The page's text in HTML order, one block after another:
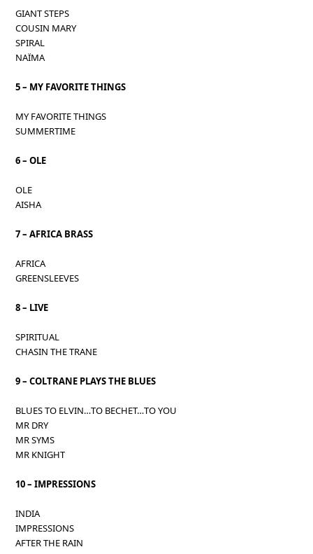
GIANT STEPS
COUSIN MARY
SPIRAL
NAÏMA
5 – MY FAVORITE THINGS
MY FAVORITE THINGS
SUMMERTIME
6 – OLE
OLE
AISHA
7 – AFRICA BRASS
AFRICA
GREENSLEEVES
8 – LIVE
SPIRITUAL
CHASIN THE TRANE
9 – COLTRANE PLAYS THE BLUES
BLUES TO ELVIN…TO BECHET…TO YOU
MR DRY
MR SYMS
MR KNIGHT
10 – IMPRESSIONS
INDIA
IMPRESSIONS
AFTER THE RAIN